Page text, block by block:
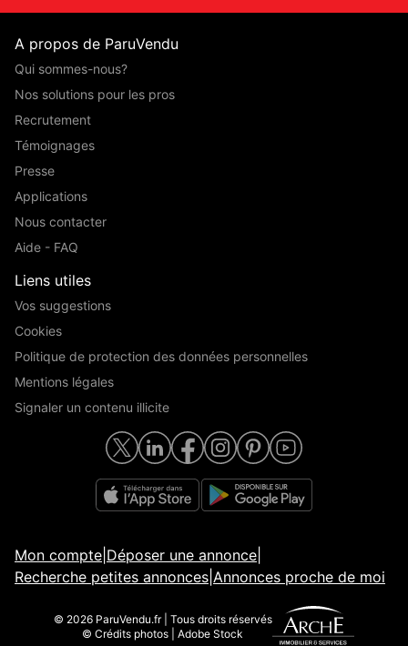
A propos de ParuVendu
Qui sommes-nous?
Nos solutions pour les pros
Recrutement
Témoignages
Presse
Applications
Nous contacter
Aide - FAQ
Liens utiles
Vos suggestions
Cookies
Politique de protection des données personnelles
Mentions légales
Signaler un contenu illicite
Mon compte Déposer une annonce
Recherche petites annonces Annonces proche de moi
© 2026 ParuVendu.fr | Tous droits réservés
© Crédits photos | Adobe Stock